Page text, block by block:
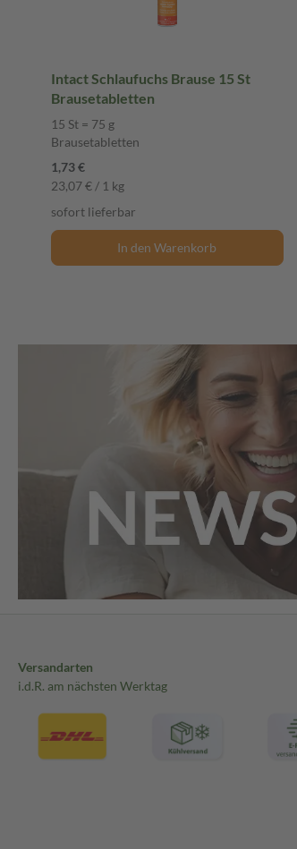
Intact Schlaufuchs Brause 15 St
Brausetabletten
15 St = 75 g
Brausetabletten
1,73 €
23,07 € / 1 kg
sofort lieferbar
In den Warenkorb
Versandarten
i.d.R. am nächsten Werktag